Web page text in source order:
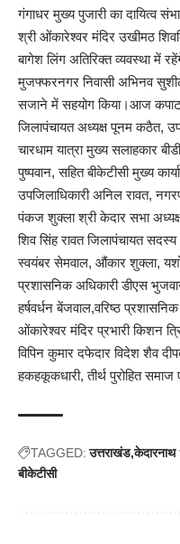
गंगाधर मुख्य पुजारी का दायित्व
श्री ओंकारेश्वर मंदिर उखीमठ
बागेश लिंग अतिरिक्त व्यवस्था में
मुजफ्फरनगर निवासी अभिनव
सजाने में सहयोग किया।आज
जिलापंचायत अध्यक्ष पूनम कठैत,
चारधाम यात्रा मुख्य सलाहकार
पुष्पवान, सहित बीकेटीसी मुख्य
उपजिलाधिकारी अनिल रावत,
पंकज शुक्ला श्री केदार सभा अध्यक्ष
शिव सिंह रावत जिलापंचायत सदस्य
स्वयंबर सेमवाल, औंकार शुक्ला,
प्रशासनिक अधिकारी डीएस
हर्षवर्धन बेंजवाल,वरिष्ठ
ओंकारेश्वर मंदिर प्रभारी किशन
विपिन कुमार दफेदार विदेश शैव
हकहकूकधारी, तीर्थ पुरोहित
TAGGED: उत्तराखंड केदारनाथ
बीकेटीसी